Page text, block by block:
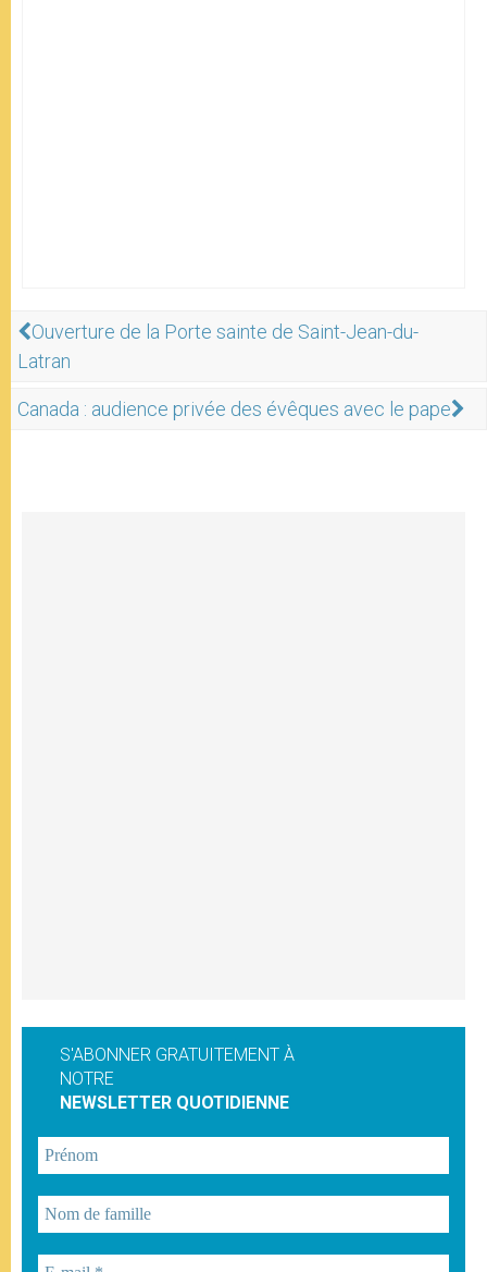
Ouverture de la Porte sainte de Saint-Jean-du-
Latran
Canada : audience privée des évêques avec le pape
S'ABONNER GRATUITEMENT À
NOTRE
NEWSLETTER QUOTIDIENNE